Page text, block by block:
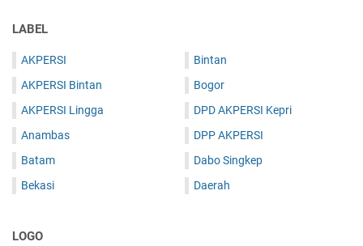
LABEL
AKPERSI
AKPERSI Bintan
AKPERSI Lingga
Anambas
Batam
Bekasi
Bintan
Bogor
DPD AKPERSI Kepri
DPP AKPERSI
Dabo Singkep
Daerah
LOGO